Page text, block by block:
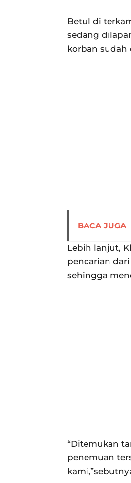
Betul di
sedang
korban sudah
BACA JUGA
Lebih lanjut,
pencarian
sehingga
“Ditemukan
penemuan